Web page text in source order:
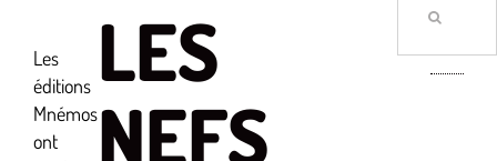
Les
éditions
Mnémos
ont
LES
NEFS